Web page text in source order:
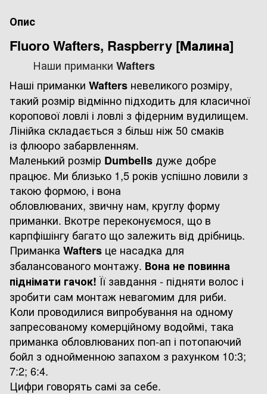
Опис
Fluoro Wafters, Raspberry [Малина]
Наши приманки Wafters
Наші приманки Wafters невеликого розміру,
такий розмір відмінно підходить для класичної
коропової ловлі і ловлі з фідерним вудилищем.
Лінійка складається з більш ніж 50 смаків
із флюоро забарвленням.
Маленький розмір Dumbells дуже добре
працює. Ми близько 1,5 років успішно ловили з
такою формою, і вона
обловлюваних, звичну нам, круглу форму
приманки. Вкотре переконуємося, що в
карпфішінгу багато що залежить від дрібниць.
Приманка Wafters це насадка для
збалансованого монтажу. Вона не повинна
піднімати гачок! Її завдання - підняти волос і
зробити сам монтаж невагомим для риби.
Коли проводилися випробування на одному
запресованому комерційному водоймі, така
приманка обловлюваних поп-ап і потопаючий
бойл з однойменною запахом з рахунком 10:3;
7:2; 6:4.
Цифри говорять самі за себе.